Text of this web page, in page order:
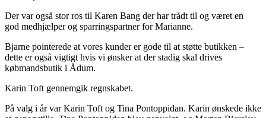
Der var også stor ros til Karen Bang der har trådt til og været en
god medhjælper og sparringspartner for Marianne.
Bjarne pointerede at vores kunder er gode til at støtte butikken –
dette er også vigtigt hvis vi ønsker at der stadig skal drives
købmandsbutik i Ådum.
Karin Toft gennemgik regnskabet.
På valg i år var Karin Toft og Tina Pontoppidan. Karin ønskede ikke